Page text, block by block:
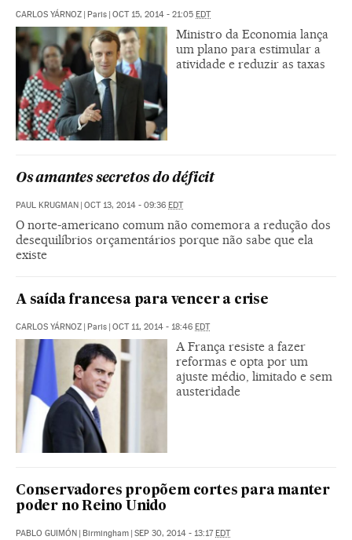
CARLOS YÁRNOZ Paris OCT 15, 2014 - 21:05 EDT
Ministro da Economia lança
um plano para estimular a
atividade e reduzir as taxas
Os amantes secretos do déficit
PAUL KRUGMAN OCT 13, 2014 - 09:36 EDT
O norte-americano comum não comemora a redução dos
desequilíbrios orçamentários porque não sabe que ela
existe
A saída francesa para vencer a crise
CARLOS YÁRNOZ Paris OCT 11, 2014 - 18:46 EDT
A França resiste a fazer
reformas e opta por um
ajuste médio, limitado e sem
austeridade
Conservadores propõem cortes para manter
poder no Reino Unido
PABLO GUIMÓN Birmingham SEP 30, 2014 - 13:17 EDT